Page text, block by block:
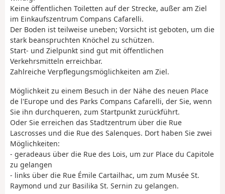
Keine öffentlichen Toiletten auf der Strecke, außer am Ziel
im Einkaufszentrum Compans Cafarelli.
Der Boden ist teilweise uneben; Vorsicht ist geboten, um die
stark beanspruchten Knöchel zu schützen.
Start- und Zielpunkt sind gut mit öffentlichen
Verkehrsmitteln erreichbar.
Zahlreiche Verpflegungsmöglichkeiten am Ziel.
Möglichkeit zu einem Besuch in der Nähe des neuen Place
de l'Europe und des Parks Compans Cafarelli, der Sie, wenn
Sie ihn durchqueren, zum Startpunkt zurückführt.
Oder Sie erreichen das Stadtzentrum über die Rue
Lascrosses und die Rue des Salenques. Dort haben Sie zwei
Möglichkeiten:
- geradeaus über die Rue des Lois, um zur Place du Capitole
zu gelangen
- links über die Rue Émile Cartailhac, um zum Musée St.
Raymond und zur Basilika St. Sernin zu gelangen.